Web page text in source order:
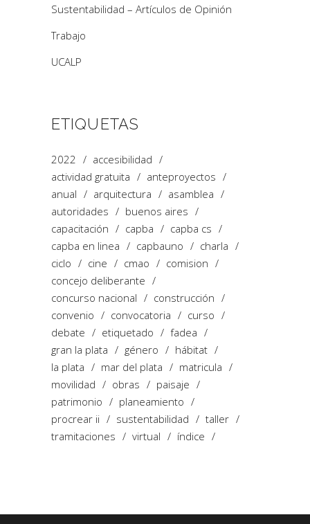
Sustentabilidad – Artículos de Opinión
Trabajo
UCALP
ETIQUETAS
2022
accesibilidad
actividad gratuita
anteproyectos
anual
arquitectura
asamblea
autoridades
buenos aires
capacitación
capba
capba cs
capba en linea
capbauno
charla
ciclo
cine cmao
comision
concejo deliberante
concurso nacional
construcción
convenio
convocatoria
curso
debate
etiquetado
fadea
gran la plata
género
hábitat
la plata
mar del plata
matricula
movilidad
obras
paisaje
patrimonio
planeamiento
procrear ii
sustentabilidad
taller
tramitaciones
virtual índice